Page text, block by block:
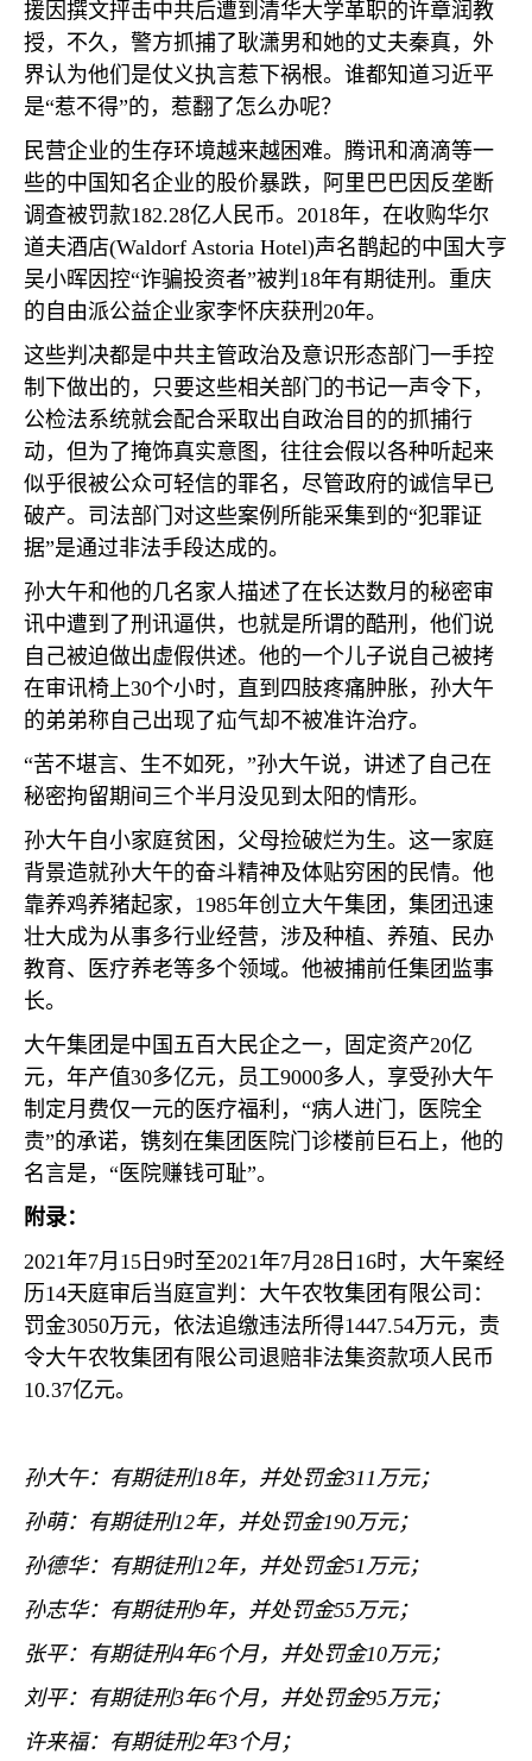
援因撰文抨击中共后遭到清华大学革职的许章润教
授，不久，警方抓捕了耿潇男和她的丈夫秦真，外
界认为他们是仗义执言惹下祸根。谁都知道习近平
是“惹不得”的，惹翻了怎么办呢？
民营企业的生存环境越来越困难。腾讯和滴滴等一
些的中国知名企业的股价暴跌，阿里巴巴因反垄断
调查被罚款182.28亿人民币。 2018年，在收购华尔
道夫酒店(Waldorf Astoria Hotel)声名鹊起的中国大亨
吴小晖因控“诈骗投资者”被判 18年有期徒刑。重庆
的自由派公益企业家李怀庆获刑 20年。
这些判决都是中共主管政治及意识形态部门一手控
制下做出的，只要这些相关部门的书记一声令下，
公检法系统就会配合采取出自政治目的的抓捕行
动，但为了掩饰真实意图，往往会假以各种听起来
似乎很被公众可轻信的罪名，尽管政府的诚信早已
破产。司法部门对这些案例所能采集到的“犯罪证
据”是通过非法手段达成的。
孙大午和他的几名家人描述了在长达数月的秘密审
讯中遭到了刑讯逼供，也就是所谓的酷刑，他们说
自己被迫做出虚假供述。他的一个儿子说自己被拷
在审讯椅上30个小时，直到四肢疼痛肿胀，孙大午
的弟弟称自己出现了疝气却不被准许治疗。
“苦不堪言、生不如死， ”孙大午说，讲述了自己在
秘密拘留期间三个半月没见到太阳的情形。
孙大午自小家庭贫困，父母捡破烂为生。这一家庭
背景造就孙大午的奋斗精神及体贴穷困的民情。他
靠养鸡养猪起家， 1985年创立大午集团，集团迅速
壮大成为从事多行业经营，涉及种植、养殖、民办
教育、医疗养老等多个领域。他被捕前任集团监事
长。
大午集团是中国五百大民企之一，固定资产20亿
元，年产值30多亿元，员工9000多人，享受孙大午
制定月费仅一元的医疗福利， “病人进门，医院全
责”的承诺，镌刻在集团医院门诊楼前巨石上，他的
名言是， “医院赚钱可耻”。
附录：
2021年7月 15 日 9时至2021年7月 28 日 16时，大午案经
历14天庭审后当庭宣判：大午农牧集团有限公司：
罚金3050万元，依法追缴违法所得1447.54万元，责
令大午农牧集团有限公司退赔非法集资款项人民币
10.37亿元。
孙大午：有期徒刑18年，并处罚金311万元；
孙萌：有期徒刑12年，并处罚金190万元；
孙德华：有期徒刑12年，并处罚金51万元；
孙志华：有期徒刑9年，并处罚金55万元；
张平：有期徒刑4年6个月，并处罚金10万元；
刘平：有期徒刑3年6个月，并处罚金95万元；
许来福：有期徒刑2年3个月；